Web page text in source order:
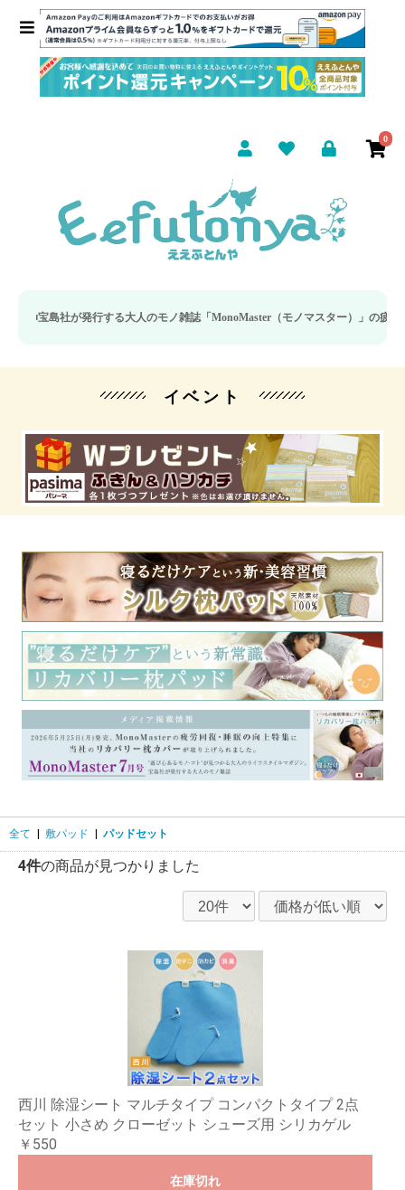
0
社が発行する大人のモノ雑誌「MonoMaster（モノマスター）」の疲労回復・
イベント
全て 敷パッド パッドセット
4件の商品が見つかりました
西川 除湿シート マルチタイプ コンパクトタイプ 2点
セット 小さめ クローゼット シューズ用 シリカゲル
￥550
在庫切れ